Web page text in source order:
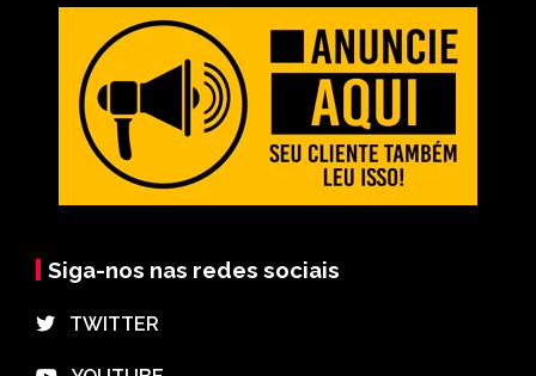
Siga-nos nas redes sociais
⠀TWITTER